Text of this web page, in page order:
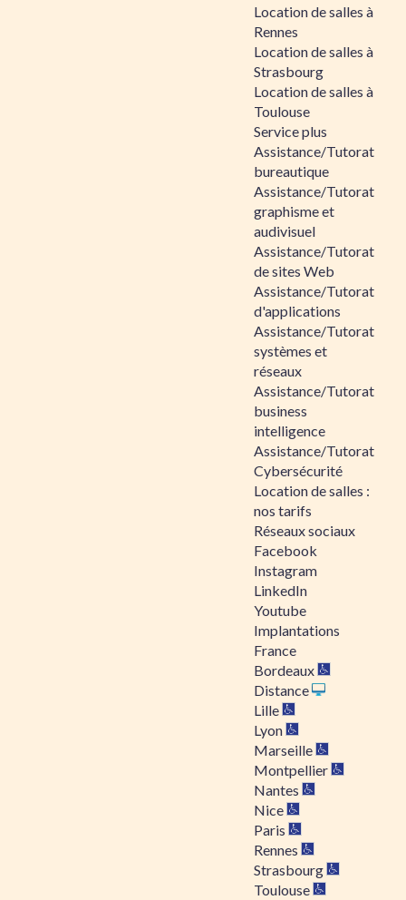
Location de salles à
Rennes
Location de salles à
Strasbourg
Location de salles à
Toulouse
Service plus
Assistance/Tutorat
bureautique
Assistance/Tutorat
graphisme et
audivisuel
Assistance/Tutorat
de sites Web
Assistance/Tutorat
d'applications
Assistance/Tutorat
systèmes et
réseaux
Assistance/Tutorat
business
intelligence
Assistance/Tutorat
Cybersécurité
Location de salles :
nos tarifs
Réseaux sociaux
Facebook
Instagram
LinkedIn
Youtube
Implantations
France
Bordeaux
Distance
Lille
Lyon
Marseille
Montpellier
Nantes
Nice
Paris
Rennes
Strasbourg
Toulouse